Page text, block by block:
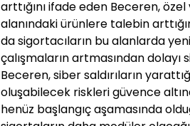
arttığını ifade eden Beceren,
alanındaki ürünlere talebin
da sigortacıların bu alanlarda
çalışmaların artmasından dolayı
Beceren, siber saldırıların
oluşabilecek riskleri güvence
henüz başlangıç aşamasında